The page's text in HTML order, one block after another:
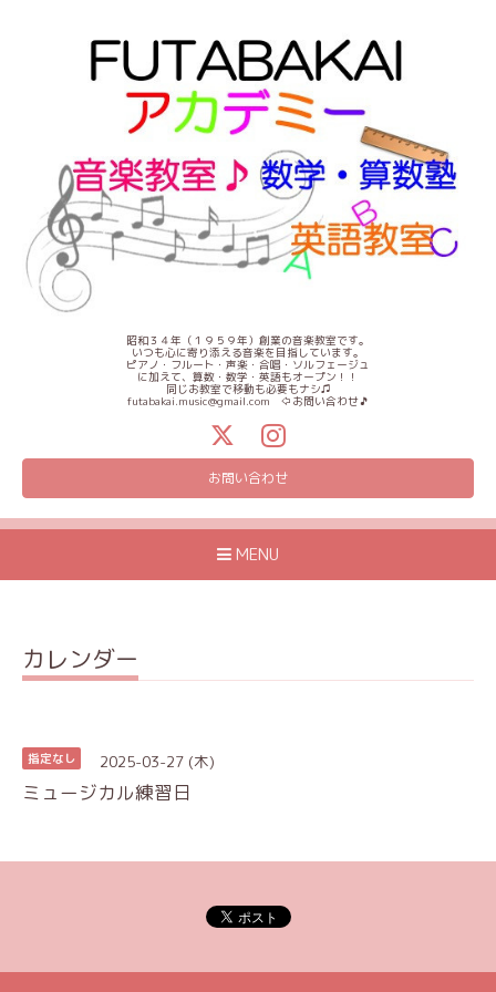
昭和３４年（１９５９年）創業の音楽教室です。
いつも心に寄り添える音楽を目指しています。
ピアノ・フルート・声楽・合唱・ソルフェージュ
に加えて、算数・数学・英語もオープン！！
同じお教室で移動も必要もナシ♫
futabakai.music@gmail.com ⇦お問い合わせ🎵
お問い合わせ
MENU
カレンダー
指定なし 2025-03-27 (木)
ミュージカル練習日